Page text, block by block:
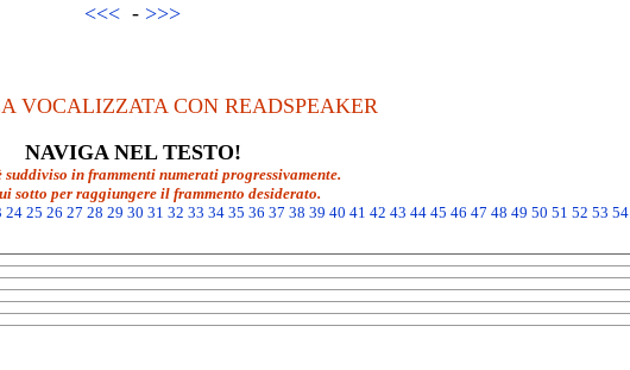
<<< - >>>
VOCALIZZATA CON READSPEAKER
NAVIGA NEL TESTO!
suddiviso in frammenti numerati progressivamente.
sotto per raggiungere il frammento desiderato.
24 25 26 27 28 29 30 31 32 33 34 35 36 37 38 39 40 41 42 43 44 45 46 47 48 49 50 51 52 53 54